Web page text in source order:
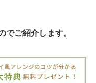
でご紹介します。